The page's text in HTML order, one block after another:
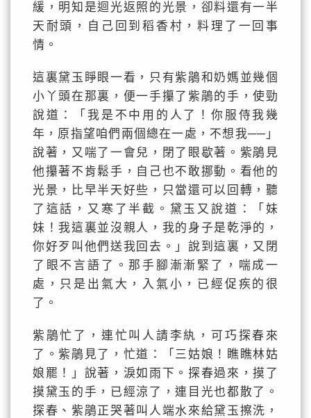
緩，明知是迴光返照的光景，卻料還有一半
天耐頭，自己回到稻香村，料理了一回事
情。
這裏黛玉睜眼一看，只有紫鵑和奶媽並幾個
小丫頭在那裏，便一手攥了紫鵑的手，使勁
說道：「我是不中用的人了！你服侍我幾
年，原指望咱們兩個總在一處，不想我──」
說著，又喘了一會兒，閉了眼歇著。紫鵑見
他攥著不肯鬆手，自己也不敢挪動。看他的
光景，比早半天好些，只當還可以回轉，聽
了這話，又寒了半截。黛玉又說道：「妹
妹！我這裏並沒親人，我的身子是乾淨的，
你好歹叫他們送我回去。」說到這裏，又閉
了眼不言語了。那手腳漸漸緊了，喘成一
處，只是出氣大，入氣小，已經促疾的很
了。
紫鵑忙了，連忙叫人請李紈，可巧探春來
了。紫鵑見了，忙道：「三姑娘！瞧瞧林姑
娘罷！」說著，淚如雨下。探春過來，摸了
摸黛玉的手，已經涼了，連目光也都散了。
探春、紫鵑正哭著叫人端水來給黛玉擦洗，